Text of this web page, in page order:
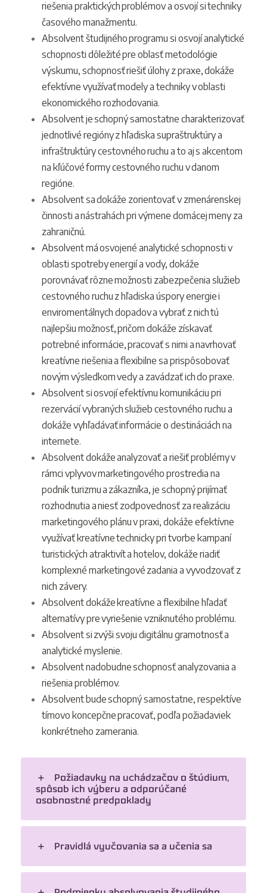
riešenia praktických problémov a osvojí si techniky
časového manažmentu.
Absolvent študijného programu si osvojí analytické
schopnosti dôležité pre oblasť metodológie
výskumu, schopnosť riešiť úlohy z praxe, dokáže
efektívne využívať modely a techniky v oblasti
ekonomického rozhodovania.
Absolvent je schopný samostatne charakterizovať
jednotlivé regióny z hľadiska supraštruktúry a
infraštruktúry cestovného ruchu a to aj s akcentom
na kľúčové formy cestovného ruchu v danom
regióne.
Absolvent sa dokáže zorientovať v zmenárenskej
činnosti a nástrahách pri výmene domácej meny za
zahraničnú.
Absolvent má osvojené analytické schopnosti v
oblasti spotreby energií a vody, dokáže
porovnávať rôzne možnosti zabezpečenia služieb
cestovného ruchu z hľadiska úspory energie i
enviromentálnych dopadov a vybrať z nich tú
najlepšiu možnosť, pričom dokáže získavať
potrebné informácie, pracovať s nimi a navrhovať
kreatívne riešenia a flexibilne sa prispôsobovať
novým výsledkom vedy a zavádzať ich do praxe.
Absolvent si osvojí efektívnu komunikáciu pri
rezervácií vybraných služieb cestovného ruchu a
dokáže vyhľadávať informácie o destináciách na
internete.
Absolvent dokáže analyzovať a riešiť problémy v
rámci vplyvov marketingového prostredia na
podnik turizmu a zákazníka, je schopný prijímať
rozhodnutia a niesť zodpovednosť za realizáciu
marketingového plánu v praxi, dokáže efektívne
využívať kreatívne technicky pri tvorbe kampaní
turistických atraktivít a hotelov, dokáže riadiť
komplexné marketingové zadania a vyvodzovať z
nich závery.
Absolvent dokáže kreatívne a flexibilne hľadať
alternatívy pre vyriešenie vzniknutého problému.
Absolvent si zvýši svoju digitálnu gramotnosť a
analytické myslenie.
Absolvent nadobudne schopnosť analyzovania a
riešenia problémov.
Absolvent bude schopný samostatne, respektíve
tímovo koncepčne pracovať, podľa požiadaviek
konkrétneho zamerania.
Požiadavky na uchádzačov o štúdium,
spôsob ich výberu a odporúčané
osobnostné predpoklady
Pravidlá vyučovania sa a učenia sa